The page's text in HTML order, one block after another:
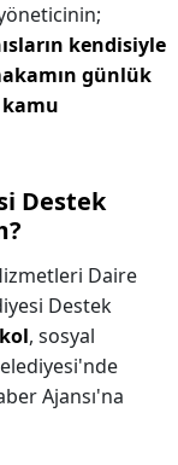
kendisiyle
günlük
Destek
Daire
Destek
, sosyal
Ajansı'na